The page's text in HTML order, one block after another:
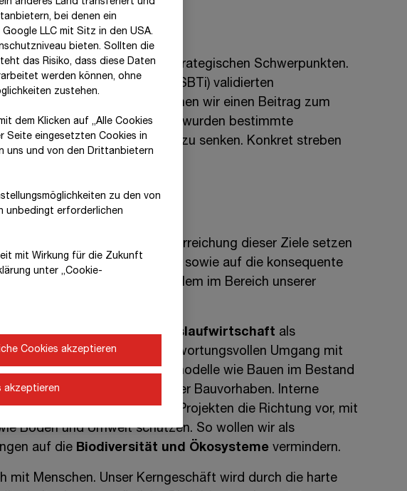
zählt zu unseren zentralen strategischen Schwerpunkten.
Based Targets
initiative (SBTi)validierten
Hebel erarbeitet, mit denen wir einen Beitrag zum
Energieverbräuche wurden bestimmte
Emissionen bis 2030 deutlich zu senken. Konkret streben
um42 %
um25 %
erreichen. Zur Erreichung dieser Ziele setzen
auf erneuerbare Energieträger sowie auf die konsequente
und
allem im Bereich unserer
zu fördern, haben wirKreislaufwirtschaft als
setzen uns für einen verantwortungsvollen Umgang mit
kreislaufgerechter Geschäftsmodelle wie Bauen im Bestand
der Realisierung nachhaltiger Bauvorhaben. Interne
geben in unseren Projekten die Richtung vor, mit
Böden und Umwelt schützen. So wollen wir als
auf die Biodiversität und Ökosystemevermindern.
mit Menschen. Unser Kerngeschäft wird durch die harte
bei denen ein
LLC mit Sitz in den USA.
bieten. Sollten die
das Risiko, dass diese Daten
werden können, ohne
zustehen.
dem Klicken auf „Alle Cookies
Seite eingesetzten Cookies in
uns und von den Drittanbietern
zu den von
unbedingt erforderlichen
mit Wirkung für die Zukunft
unter „Cookie-
Cookies akzeptieren
akzeptieren